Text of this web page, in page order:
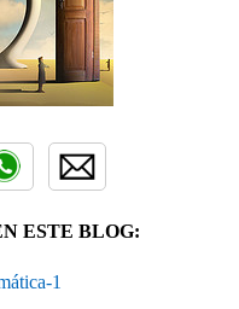
ESTE BLOG:
1